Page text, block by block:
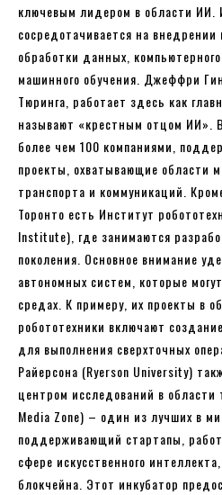
ключевым лидером в области ИИ.
сосредотачивается на
обработки данных,
машинного обучения. Джеффри
Тюринга, работает здесь как
называют «крестным отцом ИИ».
более чем 100 компаниями,
проекты, охватывающие области
транспорта и коммуникаций.
Торонто есть Институт
Institute), где занимаются
поколения. Основное внимание
автономных систем, которые
средах. К примеру, их проекты в
робототехники включают
для выполнения сверхточных
Райерсона (Ryerson University)
центром исследований в области
Media Zone) – один из лучших в
поддерживающий стартапы,
сфере искусственного
блокчейна. Этот инкубатор